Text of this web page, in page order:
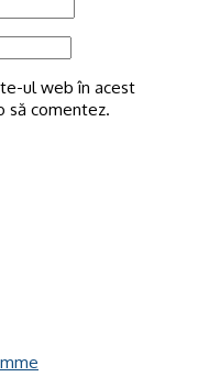
ul web în acest
să comentez.